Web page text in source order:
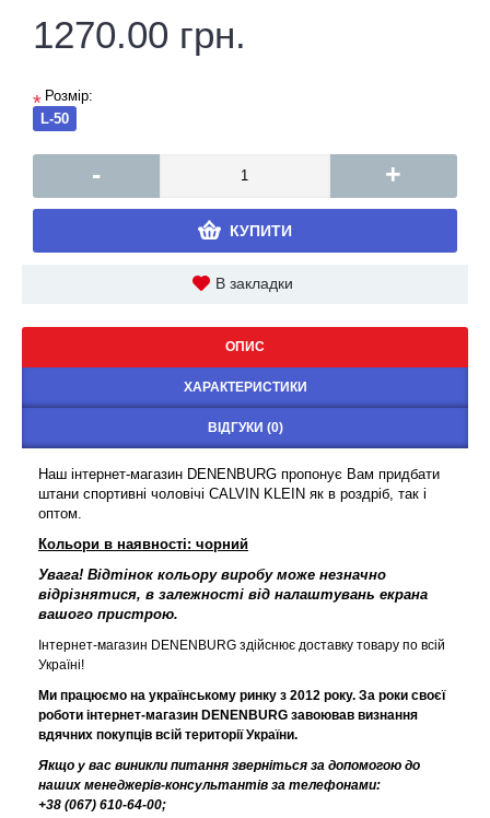
1270.00 грн.
* Розмір:
L-50
- +
КУПИТИ
В закладки
ОПИС
ХАРАКТЕРИСТИКИ
ВІДГУКИ (0)
Наш інтернет-магазин DENENBURG пропонує Вам придбати
штани спортивні чоловічі CALVIN KLEIN як в роздріб, так і
оптом.
Кольори в наявності: чорний
Увага! Відтінок кольору виробу може незначно
відрізнятися, в залежності від налаштувань екрана
вашого пристрою.
Інтернет-магазин DENENBURG здійснює доставку товару по всій
Україні!
Ми працюємо на українському ринку з 2012 року. За роки своєї
роботи інтернет-магазин DENENBURG завоював визнання
вдячних покупців всій території України.
Якщо у вас виникли питання зверніться за допомогою до
наших менеджерів-консультантів за телефонами:
+38 (067) 610-64-00;